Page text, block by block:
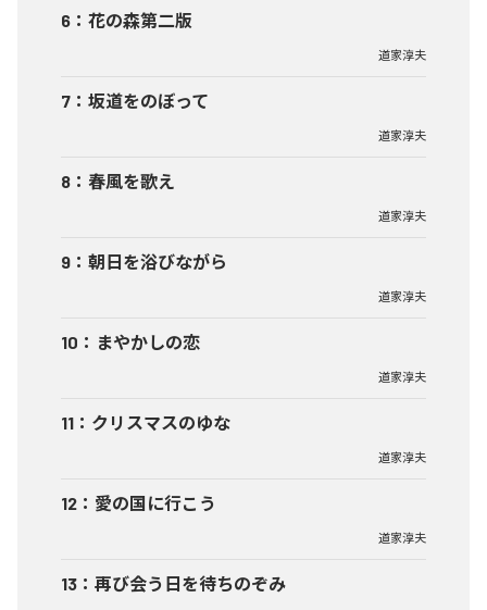
6 ： 花の森第二版
道家淳夫
7 ： 坂道をのぼって
道家淳夫
8 ： 春風を歌え
道家淳夫
9 ： 朝日を浴びながら
道家淳夫
10 ： まやかしの恋
道家淳夫
11 ： クリスマスのゆな
道家淳夫
12 ： 愛の国に行こう
道家淳夫
13 ： 再び会う日を待ちのぞみ